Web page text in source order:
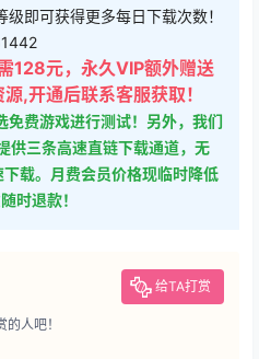
级即可获得更多每日下载次数！
128元，永久VIP额外赠送
,开通后联系客服获取！
免费游戏进行测试！另外，我们
供三条高速直链下载通道，无
载。月费会员价格现临时降低
时退款！
给TA打赏
人吧！